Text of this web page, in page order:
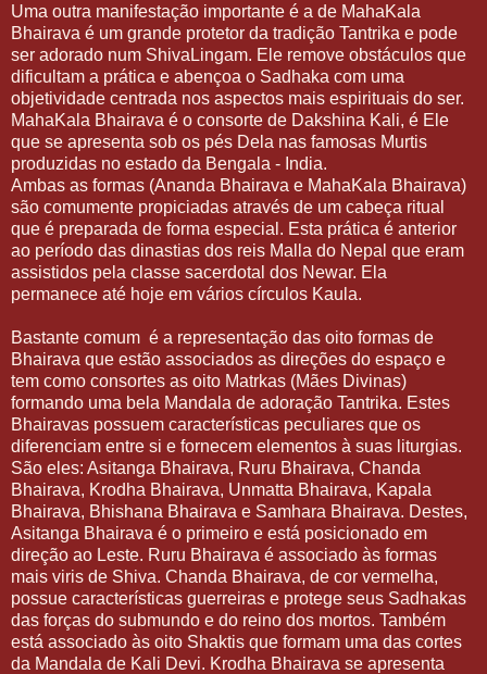
Uma outra manifestação importante é a de MahaKala
Bhairava é um grande protetor da tradição Tantrika e pode
ser adorado num ShivaLingam. Ele remove obstáculos que
dificultam a prática e abençoa o Sadhaka com uma
objetividade centrada nos aspectos mais espirituais do ser.
MahaKala Bhairava é o consorte de Dakshina Kali, é Ele
que se apresenta sob os pés Dela nas famosas Murtis
produzidas no estado da Bengala - India.
Ambas as formas (Ananda Bhairava e MahaKala Bhairava)
são comumente propiciadas através de um cabeça ritual
que é preparada de forma especial. Esta prática é anterior
ao período das dinastias dos reis Malla do Nepal que eram
assistidos pela classe sacerdotal dos Newar. Ela
permanece até hoje em vários círculos Kaula.
Bastante comum é a representação das oito formas de
Bhairava que estão associados as direções do espaço e
tem como consortes as oito Matrkas (Mães Divinas)
formando uma bela Mandala de adoração Tantrika. Estes
Bhairavas possuem características peculiares que os
diferenciam entre si e fornecem elementos à suas liturgias.
São eles: Asitanga Bhairava, Ruru Bhairava, Chanda
Bhairava, Krodha Bhairava, Unmatta Bhairava, Kapala
Bhairava, Bhishana Bhairava e Samhara Bhairava. Destes,
Asitanga Bhairava é o primeiro e está posicionado em
direção ao Leste. Ruru Bhairava é associado às formas
mais viris de Shiva. Chanda Bhairava, de cor vermelha,
possue características guerreiras e protege seus Sadhakas
das forças do submundo e do reino dos mortos. Também
está associado às oito Shaktis que formam uma das cortes
da Mandala de Kali Devi. Krodha Bhairava se apresenta